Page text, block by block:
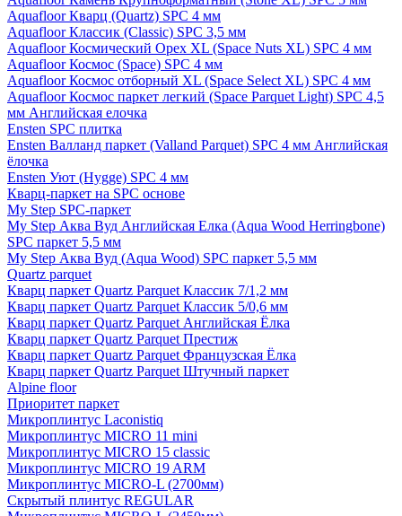
Aquafloor Кварц (Quartz) SPC 4 мм
Aquafloor Классик (Classic) SPC 3,5 мм
Aquafloor Космический Орех XL (Space Nuts XL) SPC 4 мм
Aquafloor Космос (Space) SPC 4 мм
Aquafloor Космос отборный XL (Space Select XL) SPC 4 мм
Aquafloor Космос паркет легкий (Space Parquet Light) SPC 4,5
мм Английская елочка
Ensten SPC плитка
Ensten Валланд паркет (Valland Parquet) SPC 4 мм Английская
ёлочка
Ensten Уют (Hygge) SPC 4 мм
Кварц-паркет на SPC основе
My Step SPC-паркет
My Step Аква Вуд Английская Елка (Aqua Wood Herringbone)
SPC паркет 5,5 мм
My Step Аква Вуд (Aqua Wood) SPC паркет 5,5 мм
Quartz parquet
Кварц паркет Quartz Parquet Классик 7/1,2 мм
Кварц паркет Quartz Parquet Классик 5/0,6 мм
Кварц паркет Quartz Parquet Английская Ёлка
Кварц паркет Quartz Parquet Престиж
Кварц паркет Quartz Parquet Французская Ёлка
Кварц паркет Quartz Parquet Штучный паркет
Alpine floor
Приоритет паркет
Микроплинтус Laconistiq
Микроплинтус MICRO 11 mini
Микроплинтус MICRO 15 classic
Микроплинтус MICRO 19 ARM
Микроплинтус MICRO-L (2700мм)
Скрытый плинтус REGULAR